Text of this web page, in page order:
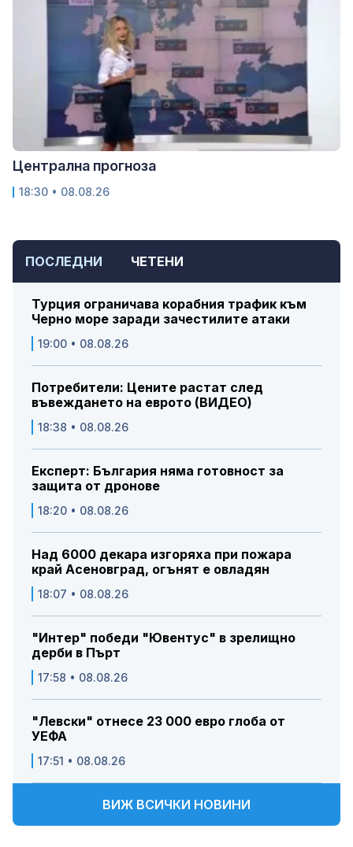
ПОСЛЕДНИ ЧЕТЕНИ
Турция ограничава корабния трафик към
Черно море заради зачестилите атаки
19:00 • 08.08.26
Потребители: Цените растат след
въвеждането на еврото (ВИДЕО)
18:38 • 08.08.26
Експерт: България няма готовност за
защита от дронове
18:20 • 08.08.26
Над 6000 декара изгоряха при пожара
край Асеновград, огънят е овладян
18:07 • 08.08.26
"Интер" победи "Ювентус" в зрелищно
дерби в Пърт
17:58 • 08.08.26
"Левски" отнесе 23 000 евро глоба от
УЕФА
17:51 • 08.08.26
ВИЖ ВСИЧКИ НОВИНИ
Централна прогноза
18:30 • 08.08.26